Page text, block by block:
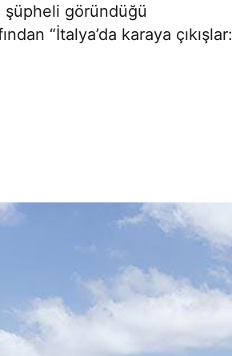
şüpheli göründüğü
“İtalya’da karaya çıkışlar: